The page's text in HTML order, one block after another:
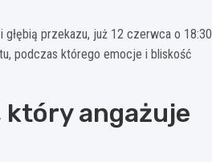
przekazu, już 12 czerwca o 18:30
podczas którego emocje i bliskość
angażuje